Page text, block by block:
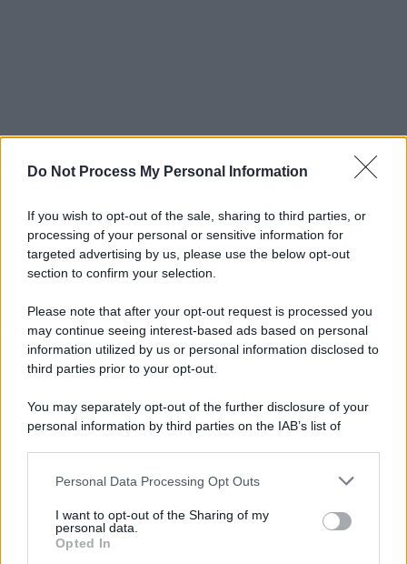
Do Not Process My Personal Information
If you wish to opt-out of the sale, sharing to third parties, or
processing of your personal or sensitive information for
targeted advertising by us, please use the below opt-out
section to confirm your selection.
Please note that after your opt-out request is processed you
may continue seeing interest-based ads based on personal
information utilized by us or personal information disclosed to
third parties prior to your opt-out.
You may separately opt-out of the further disclosure of your
personal information by third parties on the IAB’s list of
This information may also be disclosed by us to third parties
disclose it to other third parties.
Please note that this website/app uses one or more Google
Personal Data Processing Opt Outs
I want to opt-out of the Sharing of my
personal data.
Opted In